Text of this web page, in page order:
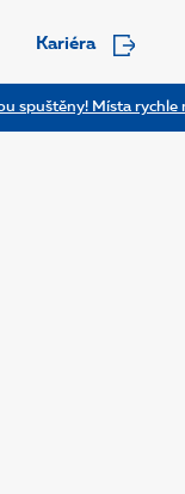
spuštěny! Místa rychle
Kariéra